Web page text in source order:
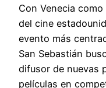
Con Venecia
del cine
evento más
San Sebastián
difusor de nuevas
películas en